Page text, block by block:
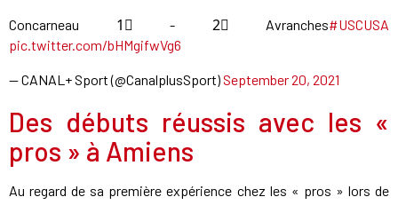
Concarneau 1⃣ - 2⃣ Avranches#USCUSA
pic.twitter.com/bHMgifwVg6
— CANAL+ Sport (@CanalplusSport)September 20, 2021
Des débuts réussis avec les «
pros » à Amiens
Au regard de sa première expérience chez les « pros » lors de